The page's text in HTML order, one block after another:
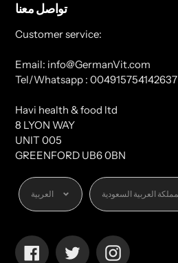
تواصل معنا
Customer service:
Email: info@GermanVit.com
Tel/Whatsapp : 004915754142637
Havi health & food ltd
8 LYON WAY
UNIT 005
GREENFORD UB6 0BN
اللغة
العربية العملة
FacebookTwitterInstagram